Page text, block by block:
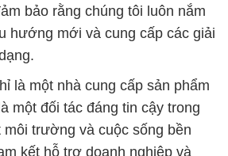
bảo rằng chúng tôi luôn nắm
hướng mới và cung cấp các giải
là một nhà cung cấp sản phẩm
một đối tác đáng tin cậy trong
trường và cuộc sống bền
kết hỗ trợ doanh nghiệp và